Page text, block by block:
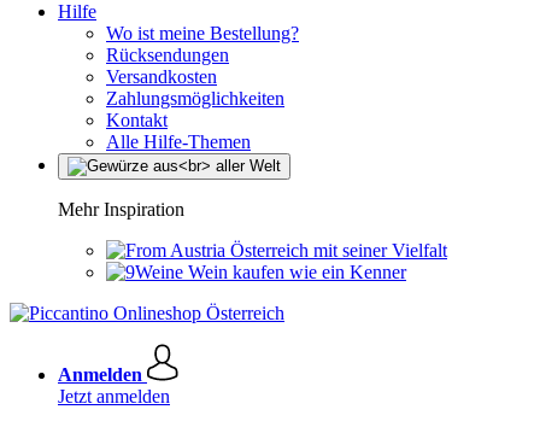
Hilfe
Wo ist meine Bestellung?
Rücksendungen
Versandkosten
Zahlungsmöglichkeiten
Kontakt
Alle Hilfe-Themen
Mehr Inspiration
Österreich mit seiner Vielfalt
Wein kaufen wie ein Kenner
Anmelden
Jetzt anmelden